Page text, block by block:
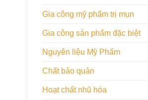
Gia công mỹ phẩm trị mụn
Gia công sản phẩm đặc biệt
Nguyên liệu Mỹ Phẩm
Chất bảo quản
Hoạt chất nhũ hóa